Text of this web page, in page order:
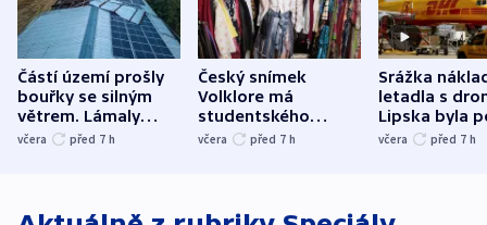
Částí území prošly
bouřky se silným
větrem. Lámaly
stromy a poničily
včera před 7 h
Český snímek
Volklore má
studentského
Oscara, zabojuje o
včera před 7 h
Srážka
letadla s
Lipska byla
německého
včera před 7 h